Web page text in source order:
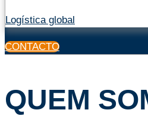
Logística global
CONTACTO
QUEM